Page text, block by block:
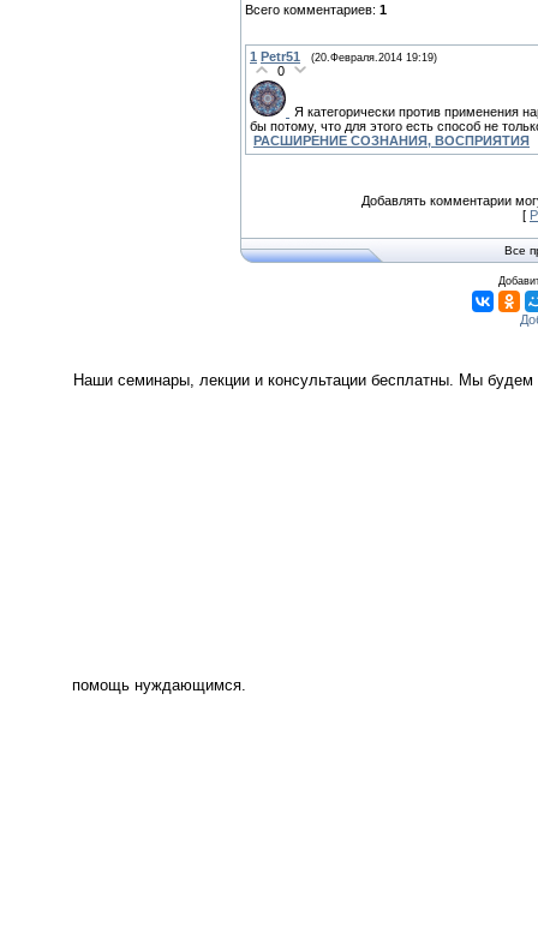
Всего комментариев: 1
1 Petr51 (20.Февраля.2014 19:19)
0
Я категорически против применения
бы потому, что для этого есть способ не
РАСШИРЕНИЕ СОЗНАНИЯ, ВОСПРИЯТИЯ
Добавлять комментарии
[
Все
Наши семинары, лекции и консультации бесплатны. Мы
помощь нуждающимся.